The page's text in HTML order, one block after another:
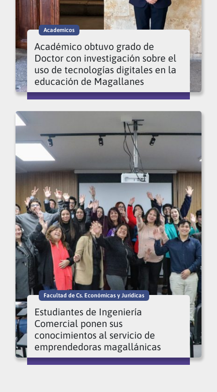
Academicos
Académico obtuvo grado de
Doctor con investigación sobre el
uso de tecnologías digitales en la
educación de Magallanes
Facultad de Cs. Económicas y Jurídicas
Estudiantes de Ingeniería
Comercial ponen sus
conocimientos al servicio de
emprendedoras magallánicas